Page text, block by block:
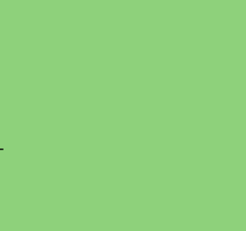
に取り組みます。 9.問合せ及び苦
です。 （名称）八幡自動種学校
区御開三丁目３８番１号 （電話）
な改善 当教習所の個人情報の取扱い
立者 東 秀一